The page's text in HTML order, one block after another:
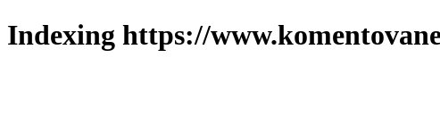
Indexing https://